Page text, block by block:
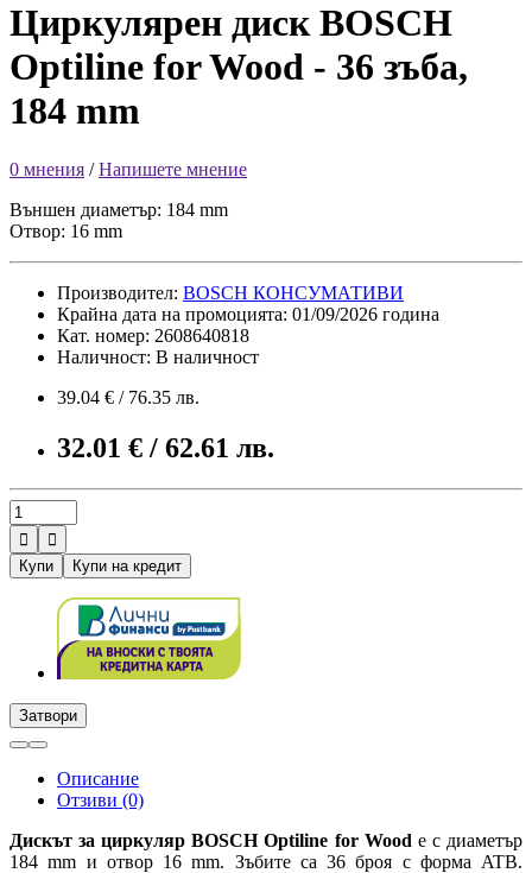
Циркулярен диск BOSCH
Optiline for Wood - 36 зъба,
184 mm
0 мнения /Напишете мнение
Външен диаметър: 184 mm
Отвор: 16 mm
Производител: BOSCH КОНСУМАТИВИ
Крайна дата на промоцията: 01/09/2026 година
Кат. номер: 2608640818
Наличност: В наличност
39.04 € / 76.35 лв.
32.01 € / 62.61 лв.


Купи
Купи на кредит
Затвори
Описание
Отзиви (0)
Дискът за циркуляр BOSCH Optiline for Wood е с диаметър
184 mm и отвор 16 mm. Зъбите са 36 броя с форма ATB.